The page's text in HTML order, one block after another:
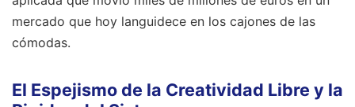
mercado que hoy languidece en los cajones de las
cómodas.
El Espejismo de la Creatividad Libre y la